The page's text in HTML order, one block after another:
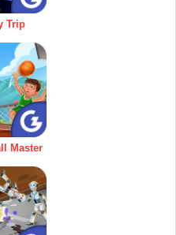
Trip
Master